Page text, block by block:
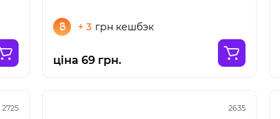
+ 3 грн кешбэк
ціна 69 грн.
2725 2635